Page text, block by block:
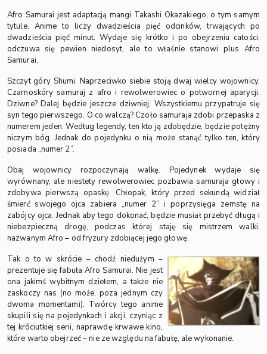
Afro Samurai jest adaptacją mangi Takashi Okazakiego, o tym samym
tytule. Anime to liczy dwadzieścia pięć odcinków, trwających po
dwadzieścia pięć minut. Wydaje się krótko i po obejrzeniu całości,
odczuwa się pewien niedosyt, ale to właśnie stanowi plus Afro
Samurai.
Szczyt góry Shumi. Naprzeciwko siebie stoją dwaj wielcy wojownicy.
Czarnoskóry samuraj z afro i rewolwerowiec o potwornej aparycji.
Dziwne? Dalej będzie jeszcze dziwniej. Wszystkiemu przypatruje się
syn tego pierwszego. O co walczą? Czoło samuraja zdobi przepaska z
numerem jeden. Według legendy, ten kto ją zdobędzie, będzie potężny
niczym bóg. Jednak do pojedynku o nią może stanąć tylko ten, który
posiada „numer 2”.
Obaj wojownicy rozpoczynają walkę. Pojedynek wydaje się
wyrównany, ale niestety rewolwerowiec pozbawia samuraja głowy i
zdobywa pierwszą opaskę. Chłopak, który przed sekundą widział
śmierć swojego ojca zabiera „numer 2” i poprzysięga zemstę na
zabójcy ojca. Jednak aby tego dokonać, będzie musiał przebyć długą i
niebezpieczną drogę, podczas której staję się mistrzem walki,
nazwanym Afro – od fryzury zdobiącej jego głowę.
Tak o to w skrócie – chodź niedużym –
prezentuje się fabuła Afro Samurai. Nie jest
ona jakimś wybitnym dziełem, a także nie
zaskoczy nas (no może, poza jednym czy
dwoma momentami). Twórcy tego anime
skupili się na pojedynkach i akcji, czyniąc z
tej króciutkiej serii, naprawdę krwawe kino,
które warto obejrzeć – nie ze względu na fabułę, ale wykonanie.